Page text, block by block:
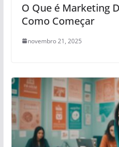
O Que é Marketing
Como Começar
novembro 21, 2025